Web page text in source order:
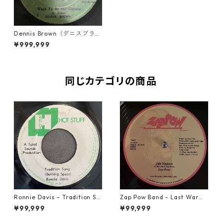
Dennis Brown（デニスブラウ
ン） - Want To Be No Gener
al【7-10763】
¥999,999
同じカテゴリの商品
Ronnie Davis – Tradition So
ng【7-22003】
¥99,999
Zap Pow Band - Last War【1
2-50056】
¥99,999